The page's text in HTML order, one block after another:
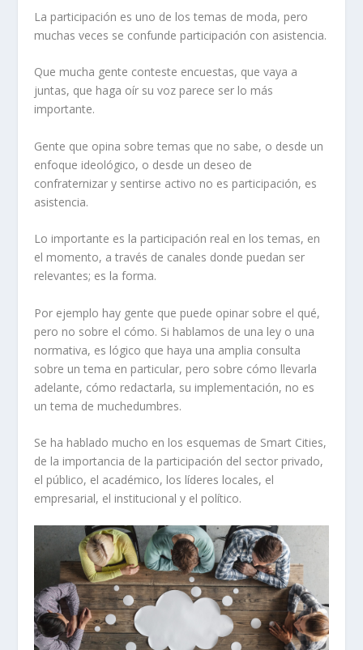
La participación es uno de los temas de moda, pero
muchas veces se confunde participación con asistencia.
Que mucha gente conteste encuestas, que vaya a
juntas, que haga oír su voz parece ser lo más
importante.
Gente que opina sobre temas que no sabe, o desde un
enfoque ideológico, o desde un deseo de
confraternizar y sentirse activo no es participación, es
asistencia.
Lo importante es la participación real en los temas, en
el momento, a través de canales donde puedan ser
relevantes; es la forma.
Por ejemplo hay gente que puede opinar sobre el qué,
pero no sobre el cómo. Si hablamos de una ley o una
normativa, es lógico que haya una amplia consulta
sobre un tema en particular, pero sobre cómo llevarla
adelante, cómo redactarla, su implementación, no es
un tema de muchedumbres.
Se ha hablado mucho en los esquemas de Smart Cities,
de la importancia de la participación del sector privado,
el público, el académico, los líderes locales, el
empresarial, el institucional y el político.